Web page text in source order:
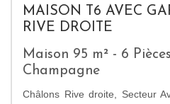
MAISON T6 AVEC
RIVE DROITE
Maison 95 m² - 6
Champagne
Châlons Rive droite, Secteur